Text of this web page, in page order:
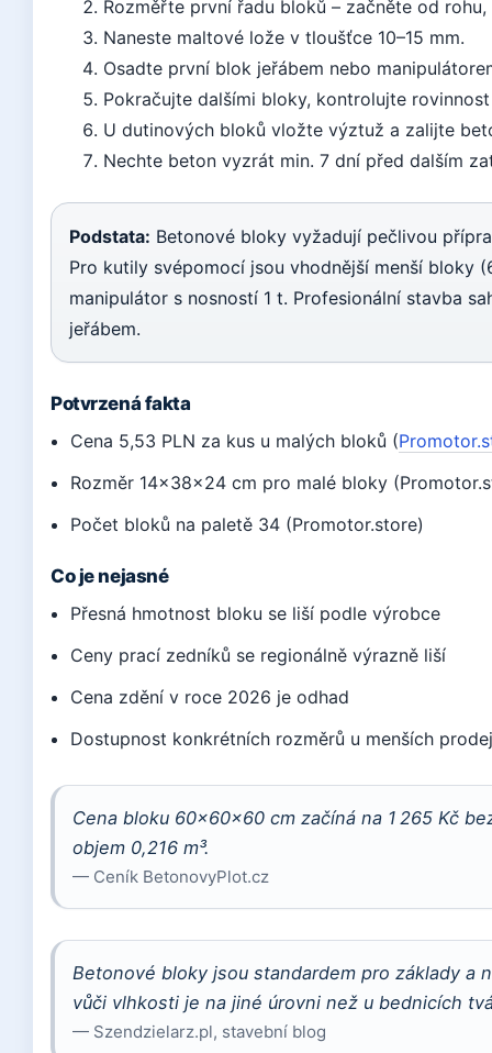
Rozměřte první řadu bloků – začněte od
Naneste maltové lože v tloušťce 10–15 mm.
Osadte první blok jeřábem nebo
Pokračujte dalšími bloky, kontrolujte
U dutinových bloků vložte výztuž a zalijte
Nechte beton vyzrát min. 7 dní před dalším
Podstata: Betonové bloky vyžadují pečlivou
Pro kutily svépomocí jsou vhodnější menší bloky
manipulátor s nosností 1 t. Profesionální stavba
jeřábem.
Potvrzená fakta
Cena 5,53 PLN za kus u malých bloků (
Rozměr 14×38×24 cm pro malé bloky
Počet bloků na paletě 34 (Promotor.store)
Co je nejasné
Přesná hmotnost bloku se liší podle výrobce
Ceny prací zedníků se regionálně výrazně liší
Cena zdění v roce 2026 je odhad
Dostupnost konkrétních rozměrů u menších
Cena bloku 60×60×60 cm začíná na 1 265 Kč
objem 0,216 m³.
— Ceník BetonovyPlot.cz
Betonové bloky jsou standardem pro základy a
vůči vlhkosti je na jiné úrovni než u bednicích
— Szendzielarz.pl, stavební blog